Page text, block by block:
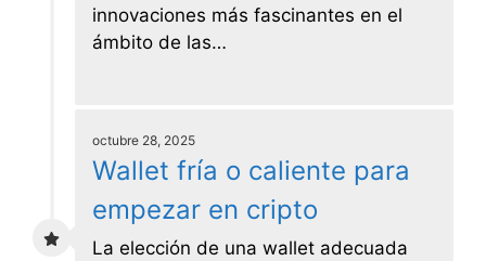
innovaciones más fascinantes en el
ámbito de las…
octubre 28, 2025
Wallet fría o caliente para
empezar en cripto
La elección de una wallet adecuada